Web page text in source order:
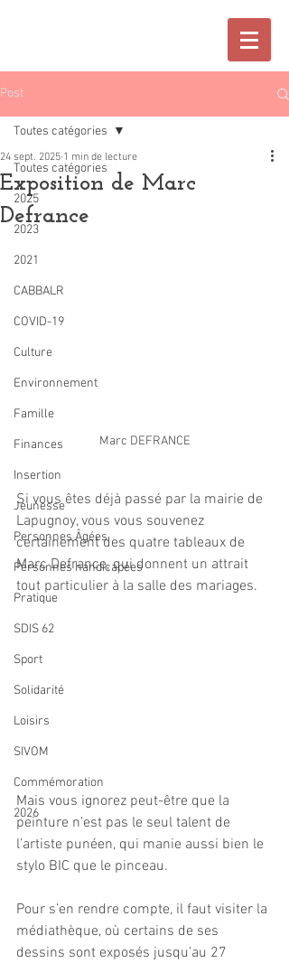
Post
Toutes catégories
2025
2023
2021
CABBALR
COVID-19
Culture
Environnement
Famille
Finances
Insertion
Jeunesse
Personnes Âgées
Personnes handicapées
Pratique
SDIS 62
Sport
Solidarité
Loisirs
SIVOM
Commémoration
2026
Toutes catégories
Exposition de Marc
Defrance
24 sept. 2025 1 min de lecture
Marc DEFRANCE
Si vous êtes déjà passé par la mairie de
Lapugnoy, vous vous souvenez
certainement des quatre tableaux de
Marc Defrance, qui donnent un attrait
tout particulier à la salle des mariages.
Mais vous ignorez peut-être que la
peinture n’est pas le seul talent de
l’artiste punéen, qui manie aussi bien le
stylo BIC que le pinceau.
Pour s’en rendre compte, il faut visiter la
médiathèque, où certains de ses
dessins sont exposés jusqu’au 27